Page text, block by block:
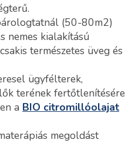
(50-80m2)
nemes kialakítású
természetes üveg és
ügyfélterek,
terének fertőtlenítésére
a BIO citromillóolajat
megoldást